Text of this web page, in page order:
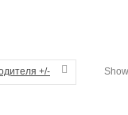
+/-
Show